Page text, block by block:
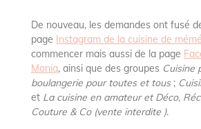
De nouveau, les demandes ont fusé
page Instagram de la cuisine de
commencer mais aussi de la page
Moniq, ainsi que des groupes Cuisine
boulangerie pour toutes et tous;
et La cuisine en amateur et Déco,
Couture & Co (vente interdite ).